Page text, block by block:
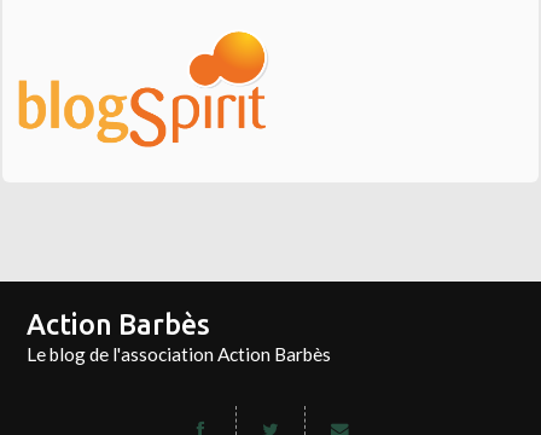
Action Barbès
Le blog de l'association Action Barbès